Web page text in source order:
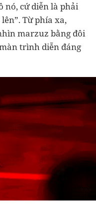
nó, cứ diễn là phải
Từ phía xa,
marzuz bằng đôi
trình diễn đáng